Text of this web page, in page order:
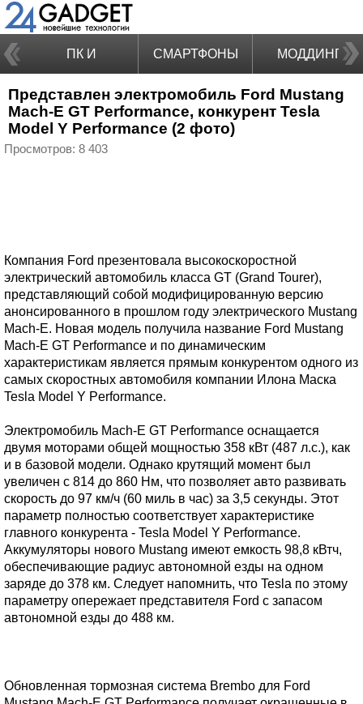
ПК И
НОУТБУКИ
СМАРТФОНЫ МОДДИНГ
Представлен электромобиль Ford Mustang
Mach-E GT Performance, конкурент Tesla
Model Y Performance (2 фото)
Просмотров: 8 403
Компания Ford презентовала высокоскоростной
электрический автомобиль класса GT (Grand Tourer),
представляющий собой модифицированную версию
анонсированного в прошлом году электрического Mustang
Mach-E. Новая модель получила название Ford Mustang
Mach-E GT Performance и по динамическим
характеристикам является прямым конкурентом одного из
самых скоростных автомобиля компании Илона Маска
Tesla Model Y Performance.
Электромобиль Mach-E GT Performance оснащается
двумя моторами общей мощностью 358 кВт (487 л.с.), как
и в базовой модели. Однако крутящий момент был
увеличен с 814 до 860 Нм, что позволяет авто развивать
скорость до 97 км/ч (60 миль в час) за 3,5 секунды. Этот
параметр полностью соответствует характеристике
главного конкурента - Tesla Model Y Performance.
Аккумуляторы нового Mustang имеют емкость 98,8 кВтч,
обеспечивающие радиус автономной езды на одном
заряде до 378 км. Следует напомнить, что Tesla по этому
параметру опережает представителя Ford с запасом
автономной езды до 488 км.
Обновленная тормозная система Brembo для Ford